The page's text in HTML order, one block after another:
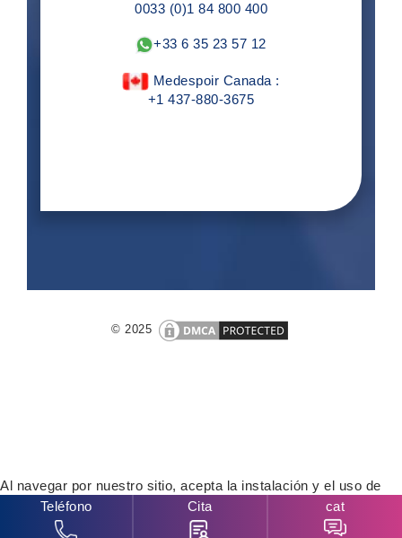
0033 (0)1 84 800 400
+33 6 35 23 57 12
Medespoir Canada :
+1 437-880-3675
© 2025
Teléfono Cita cat
Al navegar por nuestro sitio, acepta la instalación y el uso de
cookies en su ordenador.